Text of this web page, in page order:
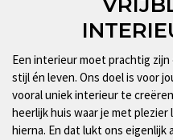
Een interieur moet prachtig
stijl én leven. Ons doel is voor
vooral uniek interieur te
heerlijk huis waar je met plezier
hierna. En dat lukt ons eigenlijk